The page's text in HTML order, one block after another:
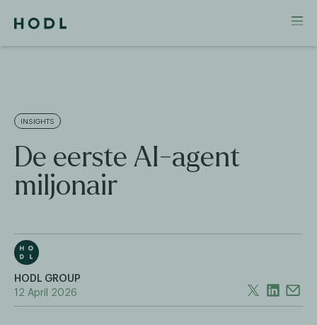
INSIGHTS
De eerste AI-agent
miljonair
HODL GROUP
12 April 2026